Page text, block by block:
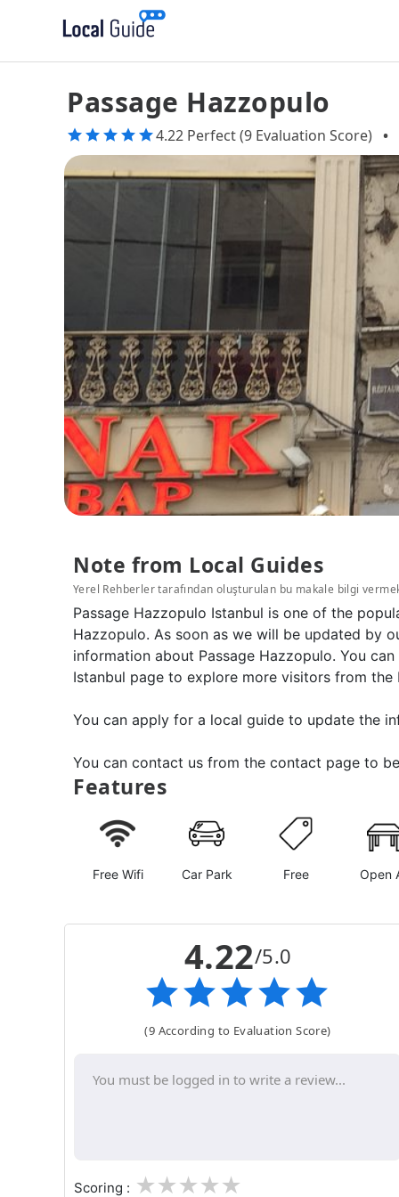
Passage Hazzopulo
4.22 Perfect (9 Evaluation Score) •
Note from Local Guides
Yerel Rehberler tarafından oluşturulan bu makale bilgi
Passage Hazzopulo Istanbul is one of the
Hazzopulo. As soon as we will be updated by
information about Passage Hazzopulo. You
Istanbul page to explore more visitors from the
You can apply for a local guide to update the
You can contact us from the contact page to
Features
Free Wifi Car Park Free Open
4.22/5.0
(9 According to Evaluation Score)
Scoring : 3
2
1